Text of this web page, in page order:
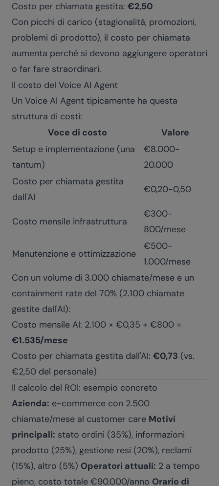
Costo per chiamata gestita: €2,50
Con picchi di carico (stagionalità, promozioni,
problemi di prodotto), il costo per chiamata
aumenta perché si devono aggiungere operatori
o far fare straordinari.
Il costo del Voice AI Agent
Un Voice AI Agent tipicamente ha questa
struttura di costi:
Voce di costo
Valore
Setup e implementazione (una
tantum)
€8.000-
20.000
Costo per chiamata gestita
dall'AI
€0,20-0,50
Costo mensile infrastruttura
€300-
800/mese
Manutenzione e ottimizzazione
€500-
1.000/mese
Con un volume di 3.000 chiamate/mese e un
containment rate del 70% (2.100 chiamate
gestite dall'AI):
Costo mensile AI: 2.100 × €0,35 + €800 =
€1.535/mese
Costo per chiamata gestita dall'AI: €0,73 (vs.
€2,50 del personale)
Il calcolo del ROI: esempio concreto
Azienda: e-commerce con 2.500
chiamate/mese al customer care Motivi
principali: stato ordini (35%), informazioni
prodotto (25%), gestione resi (20%), reclami
(15%), altro (5%) Operatori attuali: 2 a tempo
pieno, costo totale €90.000/anno Orario di